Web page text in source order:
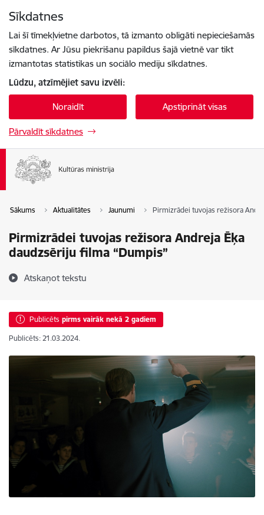
Sīkdatnes
Lai šī tīmekļvietne darbotos, tā izmanto obligāti nepieciešamās
sīkdatnes. Ar Jūsu piekrišanu papildus šajā vietnē var tikt
izmantotas statistikas un sociālo mediju sīkdatnes.
Lūdzu, atzīmējiet savu izvēli:
Noraidīt Apstiprināt visas
Pārvaldīt sīkdatnes
Sākums Aktualitātes Jaunumi Pirmizrādei tuvojas režisora
Pirmizrādei tuvojas režisora Andreja Ēķa
daudzsēriju filma “Dumpis”
Atskaņot tekstu
Publicēts pirms vairāk nekā 2 gadiem
Publicēts: 21.03.2024.